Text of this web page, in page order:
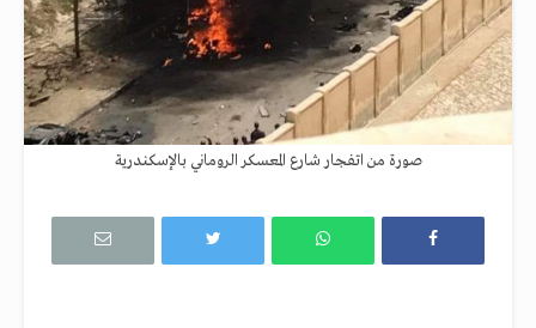
صورة من اتفجار شارع المعسكر الروماني بالإسكندرية